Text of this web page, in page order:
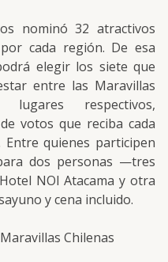
nominó 32 atractivos
cada región. De esa
elegir los siete que
entre las Maravillas
respectivos,
votos que reciba cada
quienes participen
dos personas —tres
NOI Atacama y otra
y cena incluido.
Chilenas